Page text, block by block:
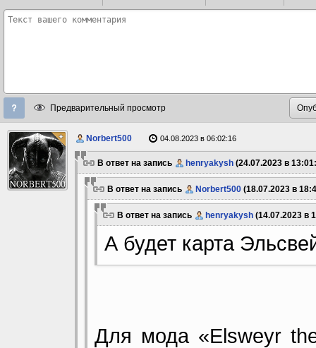
Предварительный просмотр
Norbert500 04.08.2023 в 06:02:16
В ответ на запись henryakysh (24.07.2023 в
В ответ на запись Norbert500 (18.07.2023 в
В ответ на запись henryakysh (14.07.2023 в
А будет карта
Для мода «Elsweyr